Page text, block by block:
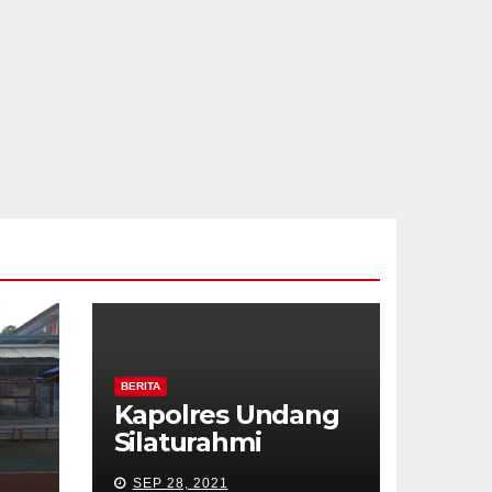
BERITA
Kapolres Undang
Silaturahmi
Wartawan
SEP 28, 2021